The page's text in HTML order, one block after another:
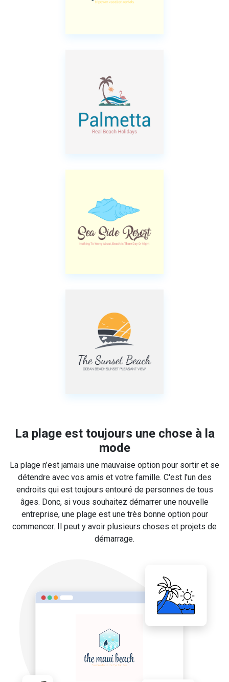
La plage est toujours une chose à la
mode
La plage n’est jamais une mauvaise option pour sortir et se
détendre avec vos amis et votre famille. C'est l'un des
endroits qui est toujours entouré de personnes de tous
âges. Donc, si vous souhaitez démarrer une nouvelle
entreprise, une plage est une très bonne option pour
commencer. Il peut y avoir plusieurs choses et projets de
démarrage.